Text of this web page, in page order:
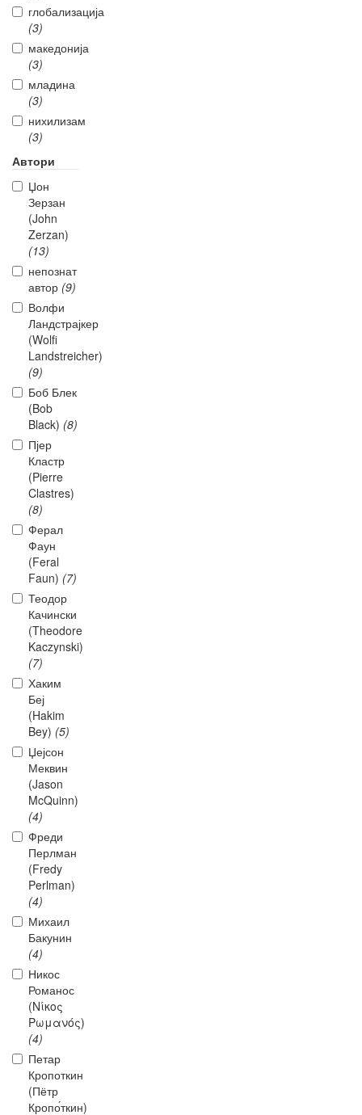
глобализација
(3)
македонија
(3)
младина
(3)
нихилизам
(3)
Автори
Џон
Зерзан
(John
Zerzan)
(13)
непознат
автор (9)
Волфи
Ландстрајкер
(Wolfi
Landstreicher)
(9)
Боб Блек
(Bob
Black) (8)
Пјер
Кластр
(Pierre
Clastres)
(8)
Ферал
Фаун
(Feral
Faun) (7)
Теодор
Качински
(Theodore
Kaczynski)
(7)
Хаким
Беј
(Hakim
Bey) (5)
Џејсон
Меквин
(Jason
McQuinn)
(4)
Фреди
Перлман
(Fredy
Perlman)
(4)
Михаил
Бакунин
(4)
Никос
Романос
(Νίκος
Ρωμανός)
(4)
Петар
Кропоткин
(Пётр
Кропо́ткин)